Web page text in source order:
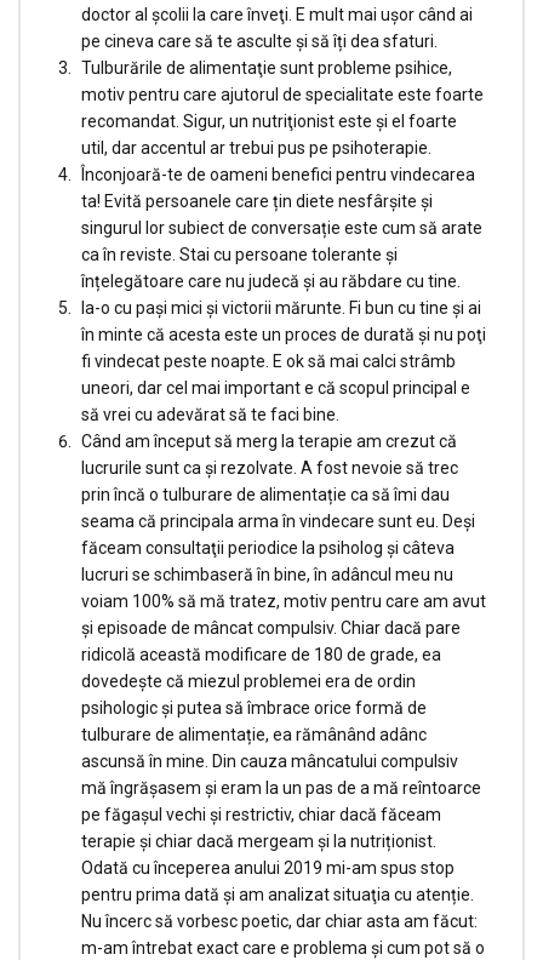
doctor al şcolii la care înveţi. E mult mai uşor când ai
pe cineva care să te asculte și să îți dea sfaturi.
Tulburările de alimentaţie sunt probleme psihice,
motiv pentru care ajutorul de specialitate este foarte
recomandat. Sigur, un nutriţionist este şi el foarte
util, dar accentul ar trebui pus pe psihoterapie.
Înconjoară-te de oameni benefici pentru vindecarea
ta! Evită persoanele care țin diete nesfârșite și
singurul lor subiect de conversație este cum să arate
ca în reviste. Stai cu persoane tolerante și
înțelegătoare care nu judecă și au răbdare cu tine.
Ia-o cu paşi mici şi victorii mărunte. Fi bun cu tine și ai
în minte că acesta este un proces de durată şi nu poţi
fi vindecat peste noapte. E ok să mai calci strâmb
uneori, dar cel mai important e că scopul principal e
să vrei cu adevărat să te faci bine.
Când am început să merg la terapie am crezut că
lucrurile sunt ca și rezolvate. A fost nevoie să trec
prin încă o tulburare de alimentație ca să îmi dau
seama că principala arma în vindecare sunt eu. Deşi
făceam consultaţii periodice la psiholog şi câteva
lucruri se schimbaseră în bine, în adâncul meu nu
voiam 100% să mă tratez, motiv pentru care am avut
și episoade de mâncat compulsiv. Chiar dacă pare
ridicolă această modificare de 180 de grade, ea
dovedește că miezul problemei era de ordin
psihologic şi putea să îmbrace orice formă de
tulburare de alimentație, ea rămânând adânc
ascunsă în mine. Din cauza mâncatului compulsiv
mă îngrășasem și eram la un pas de a mă reîntoarce
pe făgașul vechi și restrictiv, chiar dacă făceam
terapie și chiar dacă mergeam și la nutriționist.
Odată cu începerea anului 2019 mi-am spus stop
pentru prima dată și am analizat situaţia cu atenție.
Nu încerc să vorbesc poetic, dar chiar asta am făcut:
m-am întrebat exact care e problema și cum pot să o